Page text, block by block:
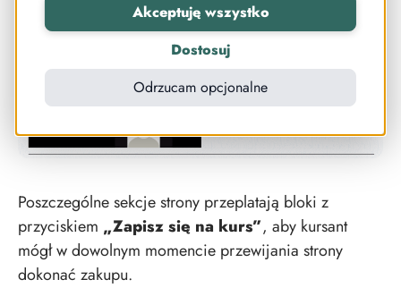
Poszczególne sekcje strony przeplatają bloki z
przyciskiem „Zapisz się na kurs”, aby kursant
mógł w dowolnym momencie przewijania strony
dokonać zakupu.
Akceptuję wszystko
Dostosuj
Odrzucam opcjonalne